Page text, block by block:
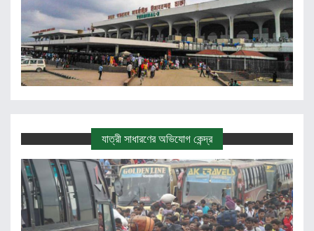
যাত্রী সাধারণের অভিযোগ কেন্দ্র